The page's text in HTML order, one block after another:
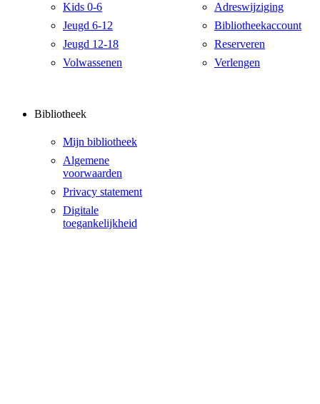
Kids 0-6
Jeugd 6-12
Jeugd 12-18
Volwassenen
Adreswijziging
Bibliotheekaccount
Reserveren
Verlengen
Bibliotheek
Mijn bibliotheek
Algemene
voorwaarden
Privacy statement
Digitale
toegankelijkheid